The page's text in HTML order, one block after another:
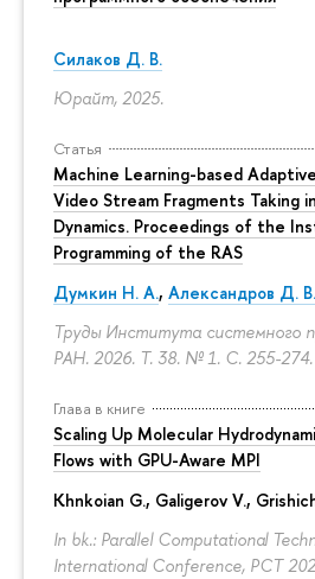
Силаков Д. В.
Юрайт, 2025.
Статья
Machine Learning-based
Video Stream Fragments Taking
Dynamics. Proceedings of the
Programming of the RAS
Думкин Н. А., Александров Д. В.
Труды Института системного
РАН. 2026. Т. 38. № 1. С. 255-274.
Глава в книге
Scaling Up Molecular
Flows with GPU-Aware MPI
Khnkoian G., Galigerov V.,
In bk.: Parallel Computational
International Conference, PCT